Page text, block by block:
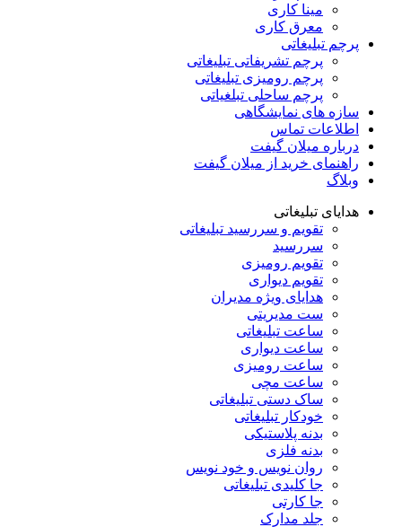
مینا کاری
معرق کاری
پرچم تبلیغاتی
پرچم تشریفاتی تبلیغاتی
پرچم رومیزی تبلیغاتی
پرچم ساحلی تبلغیاتی
سازه های نمایشگاهی
اطلاعات تماس
درباره میلان گیفت
راهنمای خرید از میلان گیفت
وبلاگ
هدایای تبلیغاتی
تقویم و سررسید تبلیغاتی
سررسید
تقویم رومیزی
تقویم دیواری
هدایای ویژه مدیران
ست مدیریتی
ساعت تبلیغاتی
ساعت دیواری
ساعت رومیزی
ساعت مچی
ساک دستی تبلیغاتی
خودکار تبلیغاتی
بدنه پلاستیکی
بدنه فلزی
روان نویس و خود نویس
جا کلیدی تبلیغاتی
جا کارتی
جلد مدارک